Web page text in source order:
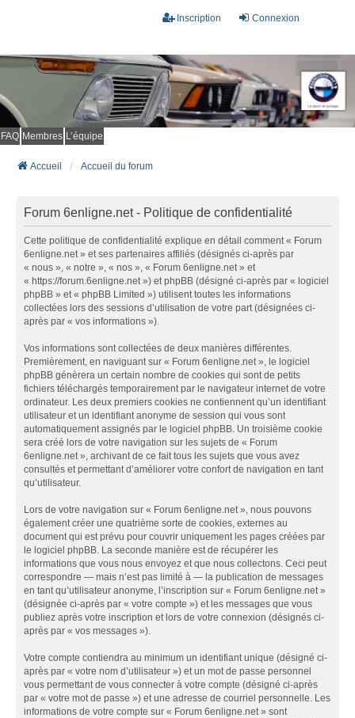
Connexion
Inscription
FAQ Membres L’équipe
Accueil Accueil du forum
Forum 6enligne.net - Politique de confidentialité
Cette politique de confidentialité explique en détail comment « Forum
6enligne.net » et ses partenaires affiliés (désignés ci-après par
« nous », « notre », « nos », « Forum 6enligne.net » et
« https://forum.6enligne.net ») et phpBB (désigné ci-après par « logiciel
phpBB » et « phpBB Limited ») utilisent toutes les informations
collectées lors des sessions d’utilisation de votre part (désignées ci-
après par « vos informations »).
Vos informations sont collectées de deux manières différentes.
Premièrement, en naviguant sur « Forum 6enligne.net », le logiciel
phpBB génèrera un certain nombre de cookies qui sont de petits
fichiers téléchargés temporairement par le navigateur internet de votre
ordinateur. Les deux premiers cookies ne contiennent qu’un identifiant
utilisateur et un identifiant anonyme de session qui vous sont
automatiquement assignés par le logiciel phpBB. Un troisième cookie
sera créé lors de votre navigation sur les sujets de « Forum
6enligne.net », archivant de ce fait tous les sujets que vous avez
consultés et permettant d’améliorer votre confort de navigation en tant
qu’utilisateur.
Lors de votre navigation sur « Forum 6enligne.net », nous pouvons
également créer une quatrième sorte de cookies, externes au
document qui est prévu pour couvrir uniquement les pages créées par
le logiciel phpBB. La seconde manière est de récupérer les
informations que vous nous envoyez et que nous collectons. Ceci peut
correspondre — mais n’est pas limité à — la publication de messages
en tant qu’utilisateur anonyme, l’inscription sur « Forum 6enligne.net »
(désignée ci-après par « votre compte ») et les messages que vous
publiez après votre inscription et lors de votre connexion (désignés ci-
après par « vos messages »).
Votre compte contiendra au minimum un identifiant unique (désigné ci-
après par « votre nom d’utilisateur ») et un mot de passe personnel
vous permettant de vous connecter à votre compte (désigné ci-après
par « votre mot de passe ») et une adresse de courriel personnelle. Les
informations de votre compte sur « Forum 6enligne.net » sont